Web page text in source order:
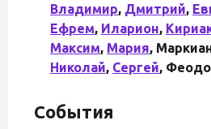
Владимир, Дмитрий,
Ефрем, Иларион,
Максим, Мария,
Николай, Сергей,
События